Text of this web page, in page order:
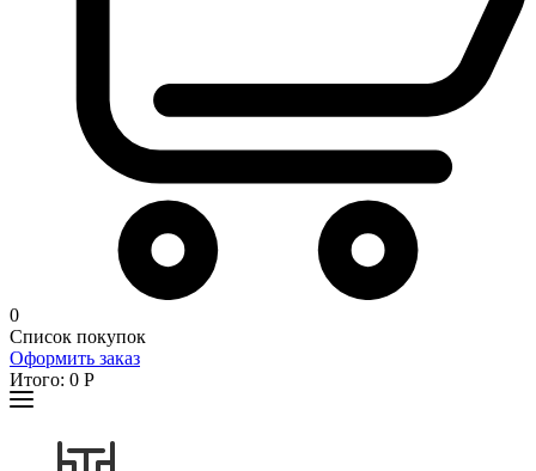
0
Список покупок
Оформить заказ
Итого: 0 Р